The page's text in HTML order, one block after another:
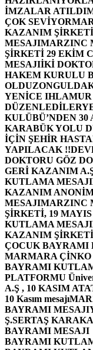
İMZALAR ATILDI
ÇOK SEVİYOR
KAZANIM
MESAJIMARZINC
ŞİRKETİ 29 EKİM
MESAJIİKİ
HAKEM KURULU
OLDU
YENİCE
DÜZENLEDİLER
KULÜBÜ’NDEN 30
KARABÜK YOLU
İÇİN ŞEHİR
YAPILACAK !!
DOKTORU GÖZ
GERİ KAZANIM
KUTLAMA MESAJI
KAZANIM
MESAJIMARZINC
ŞİRKETİ, 19
KUTLAMA MESAJI
KAZANIM
ÇOCUK BAYRAMI
MARMARA
BAYRAMI
PLATFORMU
A.Ş , 10 KASIM
10 Kasım mesajı
BAYRAMI MESAJI
Ş.SERTAŞ
BAYRAMI MESAJI
BAYRAMI